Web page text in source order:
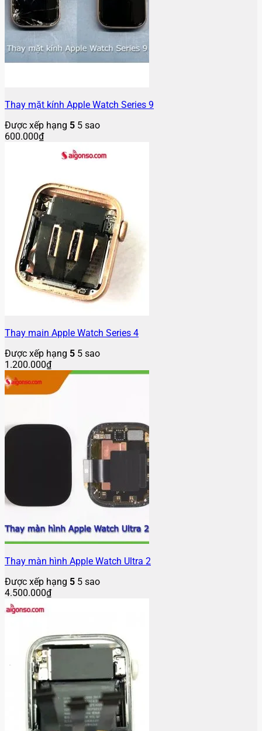
Thay mặt kính Apple Watch Series 9
Được xếp hạng 5 5 sao
600.000₫
Thay main Apple Watch Series 4
Được xếp hạng 5 5 sao
1.200.000₫
Thay màn hình Apple Watch Ultra 2
Được xếp hạng 5 5 sao
4.500.000₫